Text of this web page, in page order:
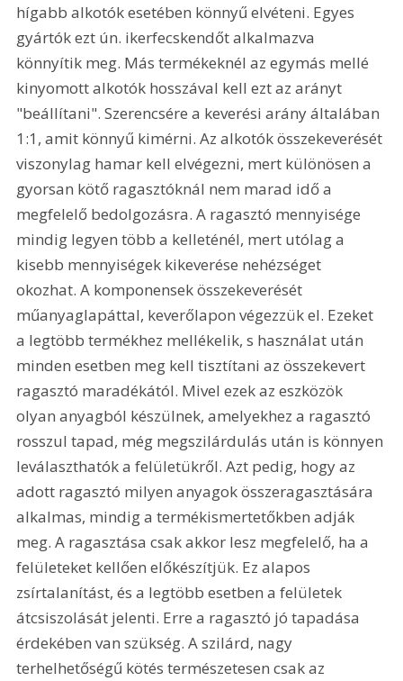
hígabb alkotók esetében könnyű elvéteni. Egyes
gyártók ezt ún. ikerfecskendőt alkalmazva
könnyítik meg. Más termékeknél az egymás mellé
kinyomott alkotók hosszával kell ezt az arányt
"beállítani". Szerencsére a keverési arány általában
1:1, amit könnyű kimérni. Az alkotók összekeverését
viszonylag hamar kell elvégezni, mert különösen a
gyorsan kötő ragasztóknál nem marad idő a
megfelelő bedolgozásra. A ragasztó mennyisége
mindig legyen több a kelleténél, mert utólag a
kisebb mennyiségek kikeverése nehézséget
okozhat. A komponensek összekeverését
műanyaglapáttal, keverőlapon végezzük el. Ezeket
a legtöbb termékhez mellékelik, s használat után
minden esetben meg kell tisztítani az összekevert
ragasztó maradékától. Mivel ezek az eszközök
olyan anyagból készülnek, amelyekhez a ragasztó
rosszul tapad, még megszilárdulás után is könnyen
leválaszthatók a felületükről. Azt pedig, hogy az
adott ragasztó milyen anyagok összeragasztására
alkalmas, mindig a termékismertetőkben adják
meg. A ragasztása csak akkor lesz megfelelő, ha a
felületeket kellően előkészítjük. Ez alapos
zsírtalanítást, és a legtöbb esetben a felületek
átcsiszolását jelenti. Erre a ragasztó jó tapadása
érdekében van szükség. A szilárd, nagy
terhelhetőségű kötés természetesen csak az